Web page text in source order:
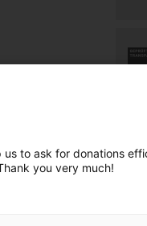
to ask for donations
you very much!